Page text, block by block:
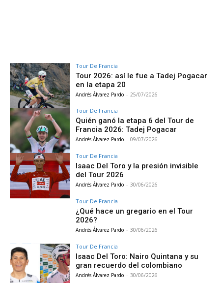
Tour De Francia
Tour 2026: así le fue a Tadej Pogacar
en la etapa 20
Andrés Álvarez Pardo - 25/07/2026
Tour De Francia
Quién ganó la etapa 6 del Tour de
Francia 2026: Tadej Pogacar
Andrés Álvarez Pardo - 09/07/2026
Tour De Francia
Isaac Del Toro y la presión invisible
del Tour 2026
Andrés Álvarez Pardo - 30/06/2026
Tour De Francia
¿Qué hace un gregario en el Tour
2026?
Andrés Álvarez Pardo - 30/06/2026
Tour De Francia
Isaac Del Toro: Nairo Quintana y su
gran recuerdo del colombiano
Andrés Álvarez Pardo - 30/06/2026